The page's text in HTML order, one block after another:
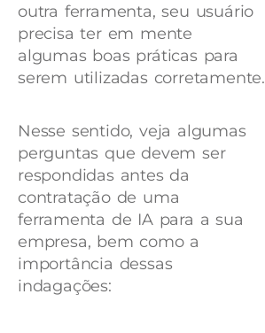
outra ferramenta, seu usuário
precisa ter em mente
algumas boas práticas para
serem utilizadas corretamente.
Nesse sentido, veja algumas
perguntas que devem ser
respondidas antes da
contratação de uma
ferramenta de IA para a sua
empresa, bem como a
importância dessas
indagações: